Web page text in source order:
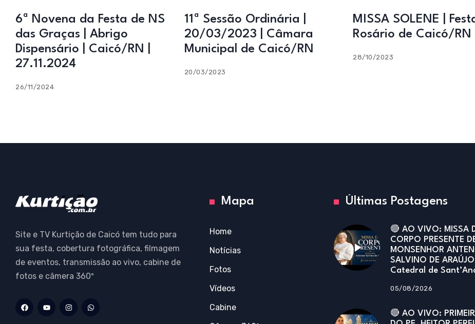
6ª Novena da Festa de NS
das Graças | Abrigo
Dispensário | Caicó/RN |
27.11.2024
26/11/2024
11ª Sessão Ordinária |
20/03/2023 | Câmara
Municipal de Caicó/RN
20/03/2023
MISSA SOLENE |
Rosário de Caicó/RN
28/10/2023
Site e TV Kurtição de Caicó tem tudo para
sua festa, cobertura fotográfica, filmagem
de eventos, transmissão ao vivo, cabine de
fotos e câmera 360º
Mapa
Home
Notícias
Fotos
Vídeos
Cabine
Últimas Postagens
🔴 AO VIVO: MISSA
CORPO PRESENTE
MONSENHOR
SALVINO DE ARAÚJO |
Catedral de
05/08/2026
🔴 AO VIVO: